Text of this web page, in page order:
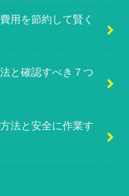
用を節約して賢く
と確認すべき７つ
法と安全に作業す